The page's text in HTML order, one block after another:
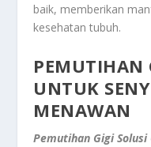
baik, memberikan
kesehatan tubuh.
PEMUTIHAN
UNTUK
MENAWAN
Pemutihan Gigi Solusi